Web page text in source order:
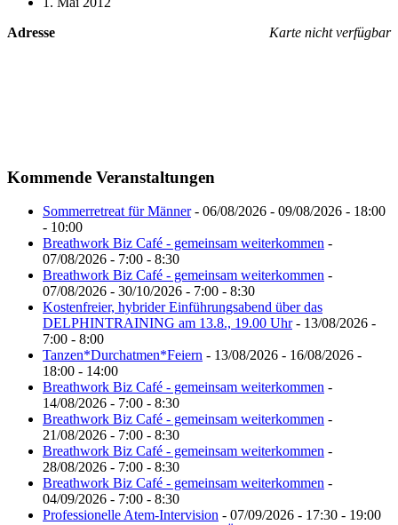
Karte nicht verfügbar
Adresse
Kommende Veranstaltungen
Sommerretreat für Männer- 06/08/2026 - 09/08/2026 - 18:00
- 10:00
Breathwork Biz Café - gemeinsam weiterkommen -
07/08/2026 - 7:00 - 8:30
Breathwork Biz Café - gemeinsam weiterkommen -
07/08/2026 - 30/10/2026 - 7:00 - 8:30
Kostenfreier, hybrider Einführungsabend über das
DELPHINTRAINING am 13.8., 19.00 Uhr- 13/08/2026 -
7:00 - 8:00
Tanzen*Durchatmen*Feiern - 13/08/2026 - 16/08/2026 -
18:00 - 14:00
Breathwork Biz Café - gemeinsam weiterkommen -
14/08/2026 - 7:00 - 8:30
Breathwork Biz Café - gemeinsam weiterkommen -
21/08/2026 - 7:00 - 8:30
Breathwork Biz Café - gemeinsam weiterkommen -
28/08/2026 - 7:00 - 8:30
Breathwork Biz Café - gemeinsam weiterkommen -
04/09/2026 - 7:00 - 8:30
Professionelle Atem-Intervision - 07/09/2026 - 17:30 - 19:00